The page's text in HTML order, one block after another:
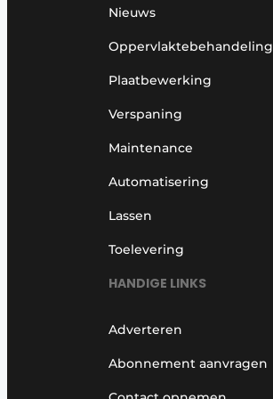
Nieuws
Oppervlaktebehandeling
Plaatbewerking
Verspaning
Maintenance
Automatisering
Lassen
Toelevering
HANDIGE LINKS
Adverteren
Abonnement aanvragen